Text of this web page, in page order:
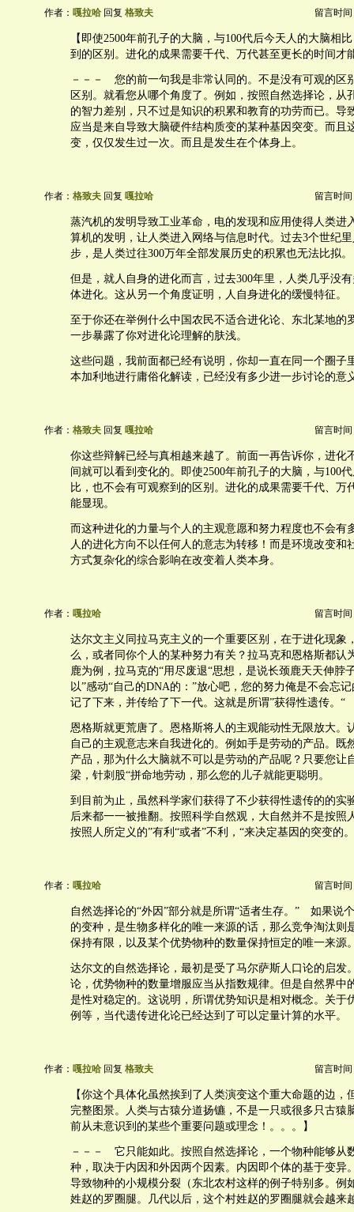
作者： 嘎拉哈 回复 格致夫 留言时间
【即使2500年前孔子的大脑，与100代后今天人的大脑相
到的区别。进化的成果需要千代、万代甚至更长的时间才
－－－ 您的前一句我是非常认同的。不是没有可观的区
区别。就看您从哪个角度了。例如，按照自然选择论，从
的智力差别，只不过是知识的积累和教育的功劳而已。导
应当是来自导致大脑硬件结构质变的某种基因突变。而且
变，仅仅发生过一次。而且是发生在个体身上。
作者： 格致夫 回复 嘎拉哈 留言时间
蒸汽机的发明导致工业革命，电的发现和应用使得人类进
算机的发明，让人类进入网络与信息时代。过去3个世纪
步，是人类过往300万年全部发展历史的积累也无法比拟。
但是，就人自身的进化而言，过去300年里，人类几乎没
体进化。这从另一个角度证明，人自身进化的缓慢特征。
至于你还在举例什么中国农民不适合进化论、东北某地的
一步暴露了你对进化论理解的肤浅。
这些问题，我前面都已经有说明，你却一直在同一个圈子
本加利地进行庸俗化解读，已经没有多少进一步讨论的意
作者： 格致夫 回复 嘎拉哈 留言时间
你这些辩解已经与真相越来越了。前面一再告诉你，进化
间就可以看到变化的。即使2500年前孔子的大脑，与100
比，也不会有可观察到的区别。进化的成果需要千代、万
能显现。
而这种进化的力量与个人的主观意愿和努力程度也不会有
人的进化方向不以任何人的意志为转移！而是环境改变和
方式复杂化的综合影响在改变着人类本身。
作者： 嘎拉哈 留言时间
达尔文主义同拉马克主义的一个重要区别，在于进化现象
么，或者同你个人的某种努力有关？拉马克和恩格斯都认
鹿为例，拉马克的“用尽废退“思想，是说长颈鹿天天伸脖
以”感动“自己的DNA的：”放心吧，您的努力俺是不会忘
记了下来，并传给了下一代。这就是所谓”获得性遗传。“
恩格斯就更荒唐了。恩格斯将人的主观能动性无限放大。
自己的主观意志来自我进化的。例如手是劳动的产品。既
产品，那为什么大脑就不可以是劳动的产品呢？只要您让
梁，针刺股“拼命地劳动，那么您的儿子就能更聪明。
到目前为止，虽然科学家们获得了不少获得性遗传的的实
后来都一一被推翻。按照科学自然观，大自然并不是按照
按照人所定义的”有利“或者”不利，“来决定基因的突变的。
作者： 嘎拉哈 留言时间
自然选择论的“外因”部分就是所谓“适者生存。” 如果说
的变种，是生物多样化的唯一来源的话，那么竞争淘汰则
保持有限，以及某个优势物种的数量保持恒定的唯一来源
达尔文的自然选择论，最初是受了马尔萨斯人口论的启发
论，优势物种的数量增服应当从指数规律。但是自然界中
是性对稳定的。这说明，所谓优势知识是相对概念。关于
例等，当代遗传进化论已经达到了可以定量计算的水平。
作者： 嘎拉哈 回复 格致夫 留言时间
【你这个具体化虽然挨到了人类演变这个重大命题的边，
完整图景。人类与古猿分道扬镳，不是一只或很多只古猿
前从未意识到的某些个重要问题或理念！。。。】
－－－ 它只能如此。按照自然选择论，一个物种能够从
种，取决于内因和外因两个因素。内因即个体的基于变异
导致物种的小规模分裂（东北农村这样的例子特别多。例
姓赵的罗圈腿。几代以后，这个村姓赵的罗圈腿就会越来